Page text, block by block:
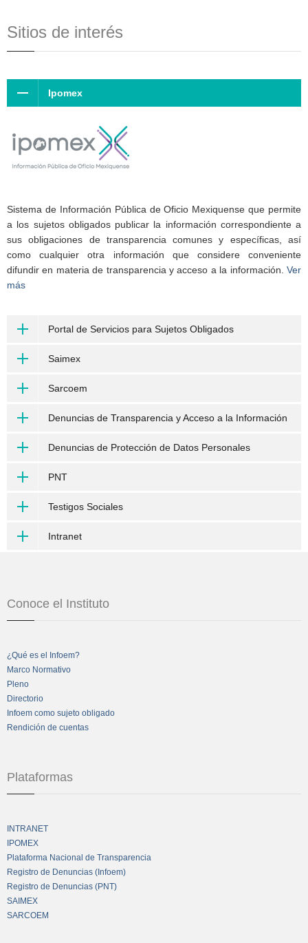
Sitios de interés
Ipomex
Sistema de Información Pública de Oficio Mexiquense que permite
a los sujetos obligados publicar la información correspondiente a
sus obligaciones de transparencia comunes y específicas, así
como cualquier otra información que considere conveniente
difundir en materia de transparencia y acceso a la información. Ver
más
Portal de Servicios para Sujetos Obligados
Saimex
Sarcoem
Denuncias de Transparencia y Acceso a la Información
Denuncias de Protección de Datos Personales
PNT
Testigos Sociales
Intranet
Conoce el Instituto
¿Qué es el Infoem?
Marco Normativo
Pleno
Directorio
Infoem como sujeto obligado
Rendición de cuentas
Plataformas
INTRANET
IPOMEX
Plataforma Nacional de Transparencia
Registro de Denuncias (Infoem)
Registro de Denuncias (PNT)
SAIMEX
SARCOEM